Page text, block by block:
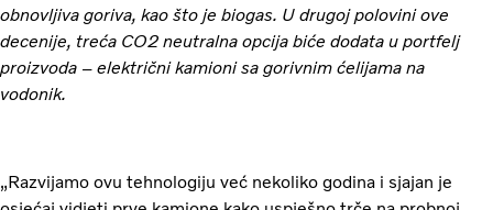
obnovljiva goriva, kao što je biogas. U drugoj polovini ove
decenije, treća CO2 neutralna opcija biće dodata u portfelj
proizvoda – električni kamioni sa gorivnim ćelijama na
vodonik.
„Razvijamo ovu tehnologiju već nekoliko godina i sjajan je